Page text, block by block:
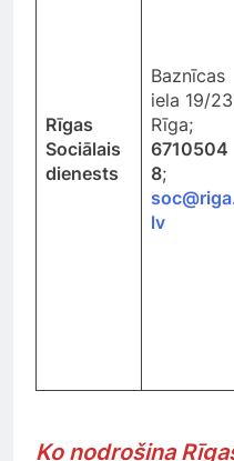
Rīgas
Sociālais
dienests
Baznīcas
iela 19/
Rīga;
6710504
8;
lv
Ko nodrošina